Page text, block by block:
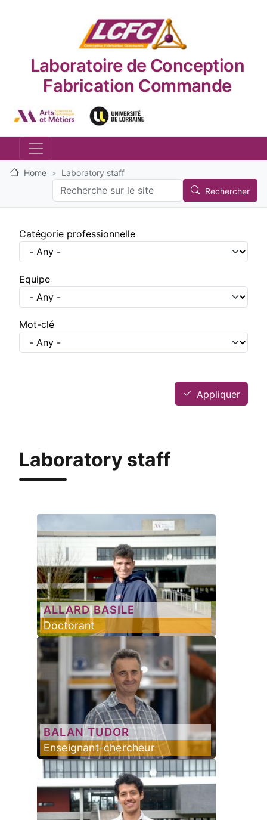
Laboratoire de Conception
Fabrication Commande
Logo_image Logo_image
Home Laboratory staff
Search Rechercher
Laboratory staff
ALLARD BASILE
Doctorant
BALAN TUDOR
Enseignant-chercheur
Catégorie professionnelle
Equipe
Mot-clé
Appliquer